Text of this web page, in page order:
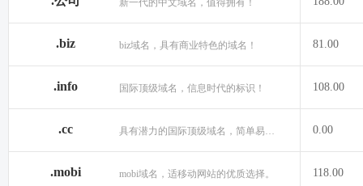
.biz biz域名，具有商业特色的域名！ 81.00
.info 国际顶级域名，信息时代的标识！ 108.00
.cc 0.00
.mobi mobi域名，适移动网站的优质选择。 118.00